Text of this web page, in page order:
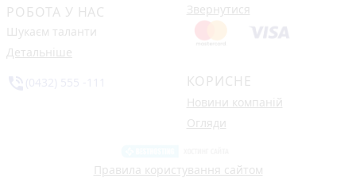
РОБОТА У НАС
Шукаєм таланти
Детальніше
Звернутися
КОРИСНЕ
Новини компаній
Огляди
Правила користування сайтом